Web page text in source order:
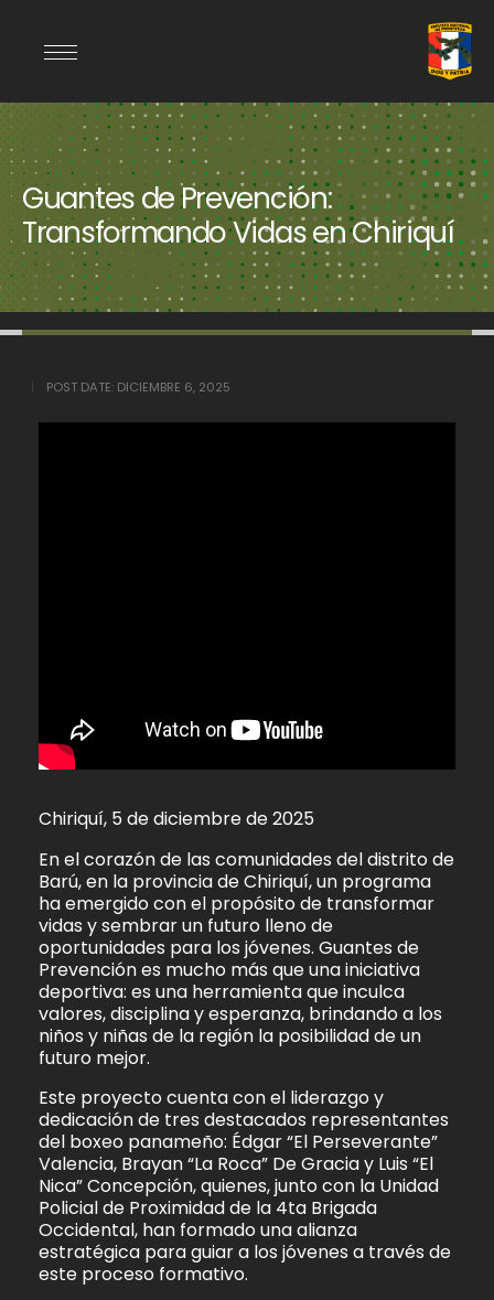
Guantes de Prevención:
Transformando Vidas en Chiriquí
POST DATE: DICIEMBRE 6, 2025
Chiriquí, 5 de diciembre de 2025
En el corazón de las comunidades del distrito de
Barú, en la provincia de Chiriquí, un programa
ha emergido con el propósito de transformar
vidas y sembrar un futuro lleno de
oportunidades para los jóvenes. Guantes de
Prevención es mucho más que una iniciativa
deportiva: es una herramienta que inculca
valores, disciplina y esperanza, brindando a los
niños y niñas de la región la posibilidad de un
futuro mejor.
Este proyecto cuenta con el liderazgo y
dedicación de tres destacados representantes
del boxeo panameño: Édgar “El Perseverante”
Valencia, Brayan “La Roca” De Gracia y Luis “El
Nica” Concepción, quienes, junto con la Unidad
Policial de Proximidad de la 4ta Brigada
Occidental, han formado una alianza
estratégica para guiar a los jóvenes a través de
este proceso formativo.